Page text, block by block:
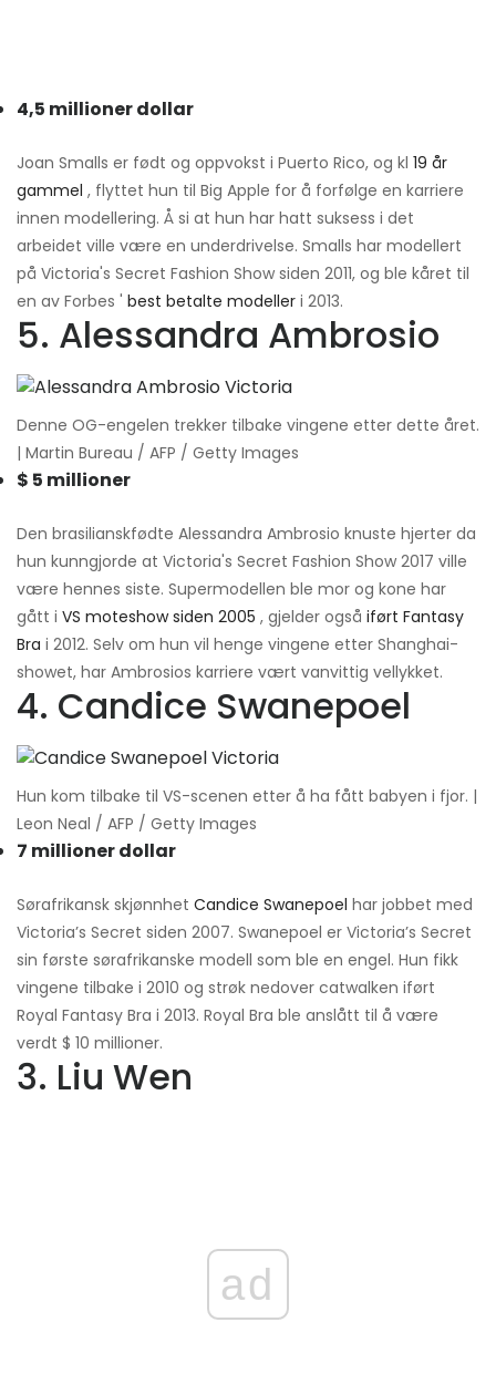
4,5 millioner dollar
Joan Smalls er født og oppvokst i Puerto Rico, og kl 19 år
gammel , flyttet hun til Big Apple for å forfølge en karriere
innen modellering. Å si at hun har hatt suksess i det
arbeidet ville være en underdrivelse. Smalls har modellert
på Victoria's Secret Fashion Show siden 2011, og ble kåret til
en av Forbes ' best betalte modeller i 2013.
5. Alessandra Ambrosio
Denne OG-engelen trekker tilbake vingene etter dette året.
| Martin Bureau / AFP / Getty Images
$ 5 millioner
Den brasilianskfødte Alessandra Ambrosio knuste hjerter da
hun kunngjorde at Victoria's Secret Fashion Show 2017 ville
være hennes siste. Supermodellen ble mor og kone har
gått i VS moteshow siden 2005 , gjelder også iført Fantasy
Bra i 2012. Selv om hun vil henge vingene etter Shanghai-
showet, har Ambrosios karriere vært vanvittig vellykket.
4. Candice Swanepoel
Hun kom tilbake til VS-scenen etter å ha fått babyen i fjor. |
Leon Neal / AFP / Getty Images
7 millioner dollar
Sørafrikansk skjønnhet Candice Swanepoel har jobbet med
Victoria’s Secret siden 2007. Swanepoel er Victoria’s Secret
sin første sørafrikanske modell som ble en engel. Hun fikk
vingene tilbake i 2010 og strøk nedover catwalken iført
Royal Fantasy Bra i 2013. Royal Bra ble anslått til å være
verdt $ 10 millioner.
3. Liu Wen
ad